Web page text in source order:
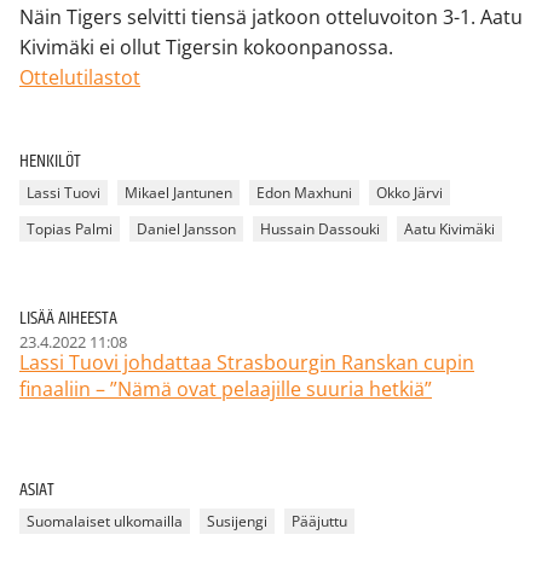
Näin Tigers selvitti tiensä jatkoon otteluvoiton 3-1. Aatu
Kivimäki ei ollut Tigersin kokoonpanossa.
Ottelutilastot
HENKILÖT
Lassi Tuovi Mikael Jantunen Edon Maxhuni
Okko Järvi
Topias Palmi
Daniel Jansson Hussain Dassouki Aatu Kivimäki
LISÄÄ AIHEESTA
23.4.2022 11:08
Lassi Tuovi johdattaa Strasbourgin Ranskan cupin
finaaliin – ”Nämä ovat pelaajille suuria hetkiä”
ASIAT
Suomalaiset ulkomailla Susijengi Pääjuttu